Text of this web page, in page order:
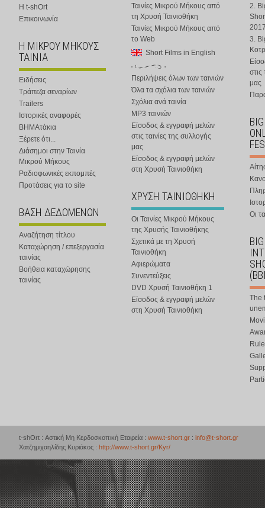
Η t-shOrt
Επικοινωνία
Η ΜΙΚΡΟΥ ΜΗΚΟΥΣ
ΤΑΙΝΙΑ
Ειδήσεις
Τράπεζα σεναρίων
Trailers
Ιστορικές αναφορές
ΒΗΜΑτάκια
Ξέρετε ότι...
Διάσημοι στην Ταινία
Μικρού Μήκους
Ραδιοφωνικές εκπομπές
Προτάσεις για το site
ΒΑΣΗ ΔΕΔΟΜΕΝΩΝ
Αναζήτηση τίτλου
Καταχώρηση / επεξεργασία
ταινίας
Βοήθεια καταχώρησης
ταινίας
Ταινίες Μικρού Μήκους από
τη Χρυσή Ταινιοθήκη
Ταινίες Μικρού Μήκους από
το Web
Short Films in English
Περιλήψεις όλων των ταινιών
Όλα τα σχόλια των ταινιών
Σχόλια ανά ταινία
MP3 ταινιών
Είσοδος & εγγραφή μελών
στις ταινίες της συλλογής
μας
Είσοδος & εγγραφή μελών
στη Χρυσή Ταινιοθήκη
ΧΡΥΣΗ ΤΑΙΝΙΟΘΗΚΗ
Οι Ταινίες Μικρού Μήκους
της Χρυσής Ταινιοθήκης
Σχετικά με τη Χρυσή
Ταινιοθήκη
Αφιερώματα
Συνεντεύξεις
DVD Χρυσή Ταινιοθήκη 1
Είσοδος & εγγραφή μελών
στη Χρυσή Ταινιοθήκη
2.
3.
στις
μας
Οι
The
t-shOrt : Αστική Μη Κερδοσκοπική Εταιρεία : www.t-short.gr : info@t-short.gr
Χατζημιχαηλίδης Κυριάκος : http://www.t-short.gr/Kyr/